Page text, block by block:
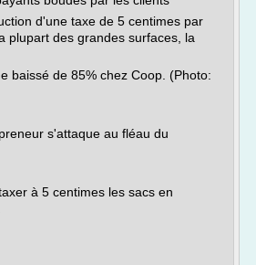
d'une taxe de 5 centimes par
plupart des grandes surfaces, la
baissé de 85% chez Coop. (Photo:
s'attaque au fléau du
à 5 centimes les sacs en